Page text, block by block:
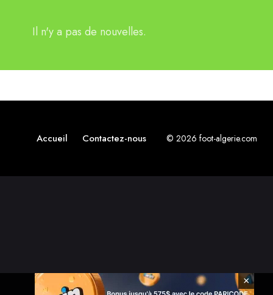
Il n'y a pas de nouvelles.
Accueil Contactez-nous © 2026 foot-algerie.com
×